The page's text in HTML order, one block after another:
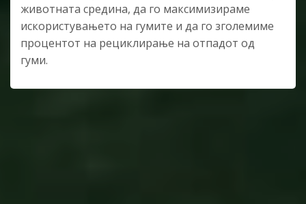
животната средина, да го максимизираме
искористувањето на гумите и да го зголемиме
процентот на рециклирање на отпадот од
гуми.